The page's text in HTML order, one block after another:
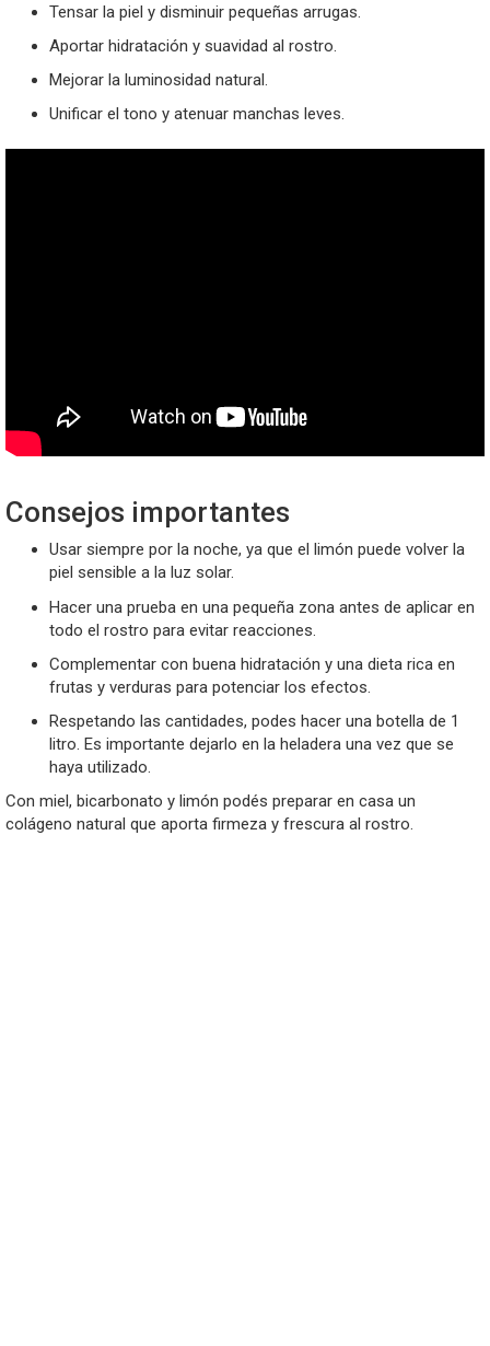
Tensar la piel y disminuir pequeñas arrugas.
Aportar hidratación y suavidad al rostro.
Mejorar la luminosidad natural.
Unificar el tono y atenuar manchas leves.
Consejos importantes
Usar siempre por la noche, ya que el limón puede volver la
piel sensible a la luz solar.
Hacer una prueba en una pequeña zona antes de aplicar en
todo el rostro para evitar reacciones.
Complementar con buena hidratación y una dieta rica en
frutas y verduras para potenciar los efectos.
Respetando las cantidades, podes hacer una botella de 1
litro. Es importante dejarlo en la heladera una vez que se
haya utilizado.
Con miel, bicarbonato y limón podés preparar en casa un
colágeno natural que aporta firmeza y frescura al rostro.